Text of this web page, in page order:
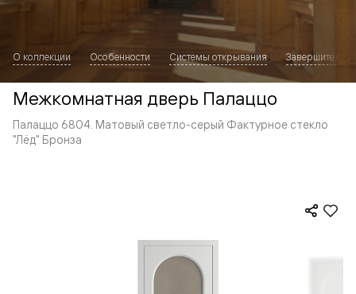
О коллекции Особенности Системы открывания Завершите
Межкомнатная дверь Палаццо
Палаццо 6804. Матовый светло-серый Фактурное стекло
"Лёд" Бронза